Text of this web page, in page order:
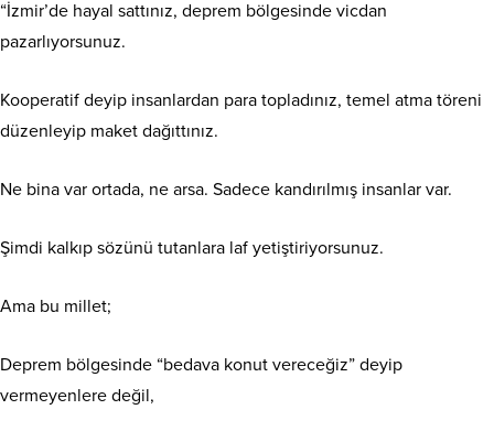
“İzmir’de hayal sattınız, deprem bölgesinde vicdan
pazarlıyorsunuz.
Kooperatif deyip insanlardan para topladınız, temel atma töreni
düzenleyip maket dağıttınız.
Ne bina var ortada, ne arsa. Sadece kandırılmış insanlar var.
Şimdi kalkıp sözünü tutanlara laf yetiştiriyorsunuz.
Ama bu millet;
Deprem bölgesinde “bedava konut vereceğiz” deyip
vermeyenlere değil,